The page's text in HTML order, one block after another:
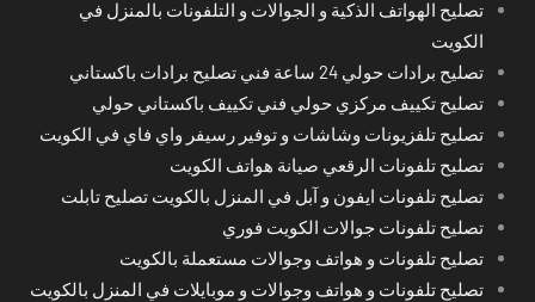
تصليح الهواتف الذكية و الجوالات و التلفونات بالمنزل في
الكويت
تصليح برادات حولي 24 ساعة فني تصليح برادات باكستاني
تصليح تكييف مركزي حولي فني تكييف باكستاني حولي
تصليح تلفزيونات وشاشات و توفير رسيفر واي فاي في الكويت
تصليح تلفونات الرقعي صيانة هواتف الكويت
تصليح تلفونات ايفون و آبل في المنزل بالكويت تصليح تابلت
تصليح تلفونات جوالات الكويت فوري
تصليح تلفونات و هواتف وجوالات مستعملة بالكويت
تصليح تلفونات و هواتف وجوالات و موبايلات في المنزل بالكويت